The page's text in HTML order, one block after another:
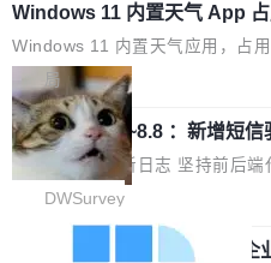
级 Java 网络应用框架，核心基于
O 构建 Reactor 多路复用模型，
Tomcat 等任何第三方网络库。其
栈从 HPACK、Huffman 到 ALPN
现，在基准测试中与 Un...
业、学术、投资人士，集中展出
片、算力、模型、应用全链条创
技术产业化落地与资本对接，呈
沿技术突破与商业化最新进展。
研究与产业落地融合展开多维度
创始合伙人张鸣晨表示，AI产业化
合过程，早期优质技术项目需持
者、产业专家、投资人围绕AI前
Windows 11 内置天气 App
过 1GB
Windows 11 内置天气应用，占
内存。 Notebookcheck 的测试发
时，反复确认了多次。不是
MB，是 1 个 G。一个显示天气的
ws 内置应用臃肿早就是老话题了
应用占用内存就超过 1G 还是过
个嵌在 Edge WebView 里的网页
局
调问更新7.26~8.8 ：新增短信
改，考试能力升级
DWSurvey 更新日志 坚持前后
源助力企业建设自主可控的问卷
址www.diaowen.net ➔ 源码下载
本次更新新增短信验证修改已答
DWSurvey
勾股 OA v6.0.2 已经发布，企